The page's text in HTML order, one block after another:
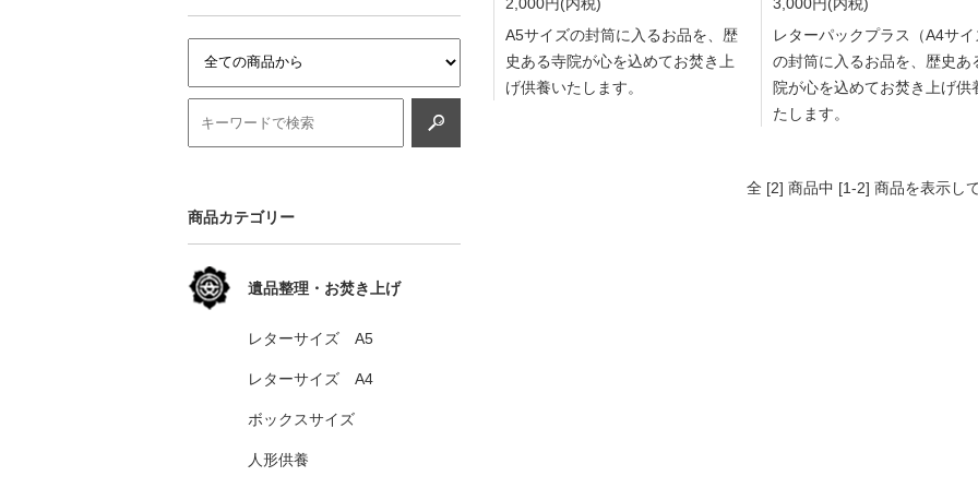
A5サイズの封筒に入るお品を、歴
史ある寺院が心を込めてお焚き上
げ供養いたします。
レターパックプラス（A4サイ
の封筒に入るお品を、歴史あ
院が心を込めてお焚き上げ供
たします。
全 [2] 商品中 [1-2] 商品を表示し
商品カテゴリー
遺品整理・お焚き上げ
レターサイズ A5
レターサイズ A4
ボックスサイズ
人形供養